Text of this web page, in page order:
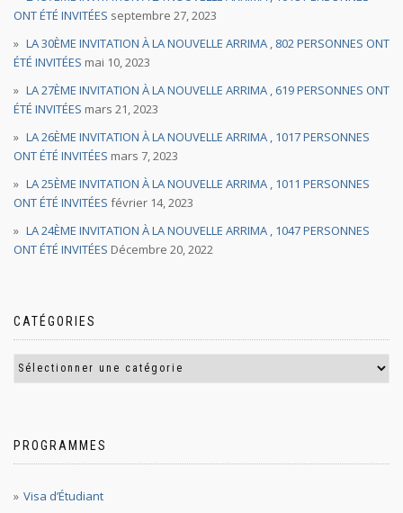
ONT ÉTÉ INVITÉES septembre 27, 2023
LA 30ÈME INVITATION À LA NOUVELLE ARRIMA , 802 PERSONNES ONT
ÉTÉ INVITÉES mai 10, 2023
LA 27ÈME INVITATION À LA NOUVELLE ARRIMA , 619 PERSONNES ONT
ÉTÉ INVITÉES mars 21, 2023
LA 26ÈME INVITATION À LA NOUVELLE ARRIMA , 1017 PERSONNES
ONT ÉTÉ INVITÉES mars 7, 2023
LA 25ÈME INVITATION À LA NOUVELLE ARRIMA , 1011 PERSONNES
ONT ÉTÉ INVITÉES février 14, 2023
LA 24ÈME INVITATION À LA NOUVELLE ARRIMA , 1047 PERSONNES
ONT ÉTÉ INVITÉES Décembre 20, 2022
CATÉGORIES
PROGRAMMES
Visa d’Étudiant